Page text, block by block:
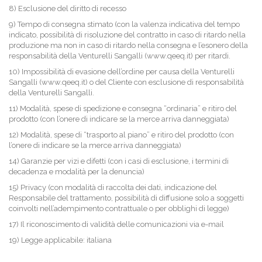
8) Esclusione del diritto di recesso
9) Tempo di consegna stimato (con la valenza indicativa del tempo
indicato, possibilità di risoluzione del contratto in caso di ritardo nella
produzione ma non in caso di ritardo nella consegna e l’esonero della
responsabilità della Venturelli Sangalli (www.qeeq.it) per ritardi.
10) Impossibilità di evasione dell’ordine per causa della Venturelli
Sangalli (www.qeeq.it) o del Cliente con esclusione di responsabilità
della Venturelli Sangalli.
11) Modalità, spese di spedizione e consegna “ordinaria” e ritiro del
prodotto (con l’onere di indicare se la merce arriva danneggiata)
12) Modalità, spese di “trasporto al piano” e ritiro del prodotto (con
l’onere di indicare se la merce arriva danneggiata)
14) Garanzie per vizi e difetti (con i casi di esclusione, i termini di
decadenza e modalità per la denuncia)
15) Privacy (con modalità di raccolta dei dati, indicazione del
Responsabile del trattamento, possibilità di diffusione solo a soggetti
coinvolti nell’adempimento contrattuale o per obblighi di legge)
17) Il riconoscimento di validità delle comunicazioni via e-mail
19) Legge applicabile: italiana